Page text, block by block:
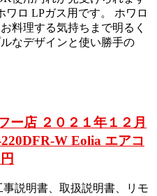
ワロ LPガス用です。 ホワロ
料理する気持ちまで明るく
なデザインと使い勝手の
ー店 ２０２１年１２月
W Eolia エアコ
事説明書、取扱説明書、リモ